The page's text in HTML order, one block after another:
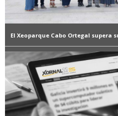
El Xeoparque Cabo Ortegal supera